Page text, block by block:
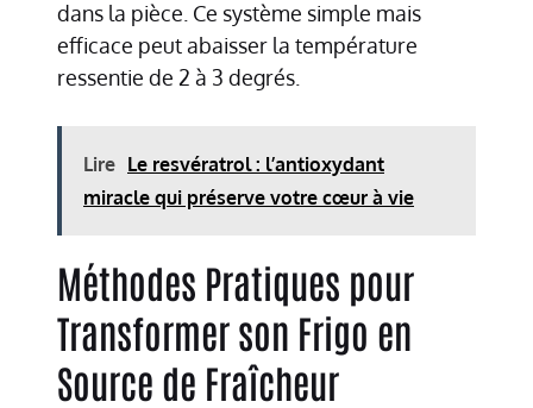
dans la pièce. Ce système simple mais
efficace peut abaisser la température
ressentie de 2 à 3 degrés.
Lire Le resvératrol : l’antioxydant
miracle qui préserve votre cœur à vie
Méthodes Pratiques pour
Transformer son Frigo en
Source de Fraîcheur